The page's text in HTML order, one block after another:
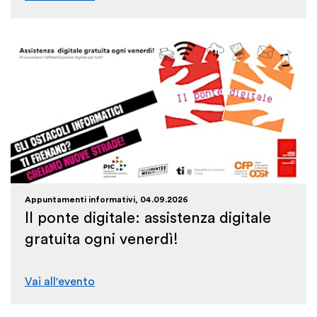
Appuntamenti informativi, 04.09.2026
Il ponte digitale: assistenza digitale
gratuita ogni venerdì!
Vai all'evento